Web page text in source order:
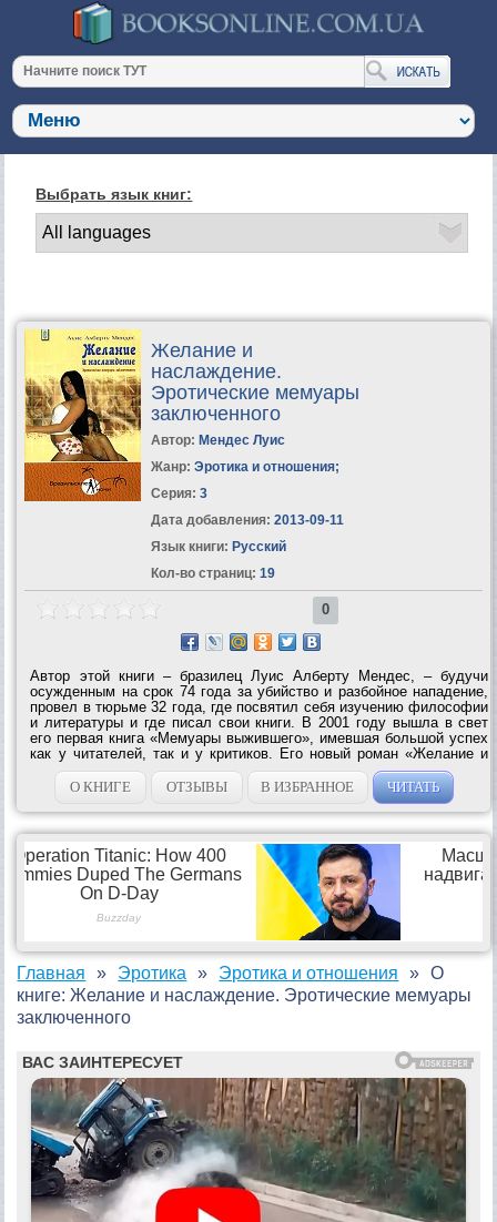
Выбрать язык книг:
Желание и
наслаждение.
Эротические мемуары
заключенного
Автор: Мендес Луис
Жанр: Эротика и отношения;
Серия: 3
Дата добавления: 2013-09-11
Язык книги: Русский
Кол-во страниц: 19
0
Автор этой книги – бразилец Луис Алберту Мендес, – будучи
осужденным на срок 74 года за убийство и разбойное нападение,
провел в тюрьме 32 года, где посвятил себя изучению философии
и литературы и где писал свои книги. В 2001 году вышла в свет
его первая книга «Мемуары выжившего», имевшая большой успех
как у читателей, так и у критиков. Его новый роман «Желание и
наслаждение» – удивительная книга, пронизанная высокой...
О КНИГЕ
ОТЗЫВЫ В ИЗБРАННОЕ ЧИТАТЬ
Главная Эротика Эротика и отношения
О
книге: Желание и наслаждение. Эротические мемуары
заключенного